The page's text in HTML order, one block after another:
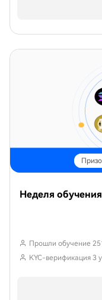
Неделя
Прошли обучение
KYC-верификация 3